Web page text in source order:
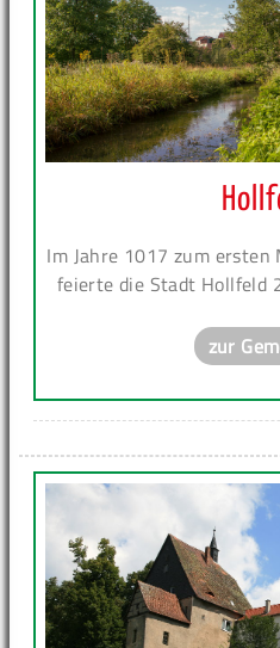
Im Jahre 1017 zum
feierte die Stadt Hollfeld
zur